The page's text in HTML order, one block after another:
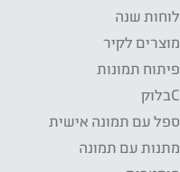
לוחות שנה
מוצרים לקיר
פיתוח תמונות
Cבלוק
ספל עם תמונה אישית
מתנות עם תמונה